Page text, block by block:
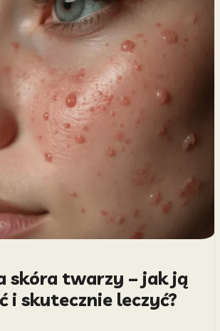
skóra twarzy – jak ją
i skutecznie leczyć?